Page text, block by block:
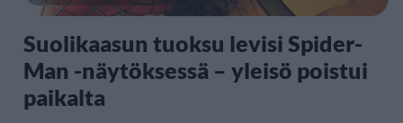
Suolikaasun tuoksu levisi Spider-
Man -näytöksessä – yleisö poistui
paikalta